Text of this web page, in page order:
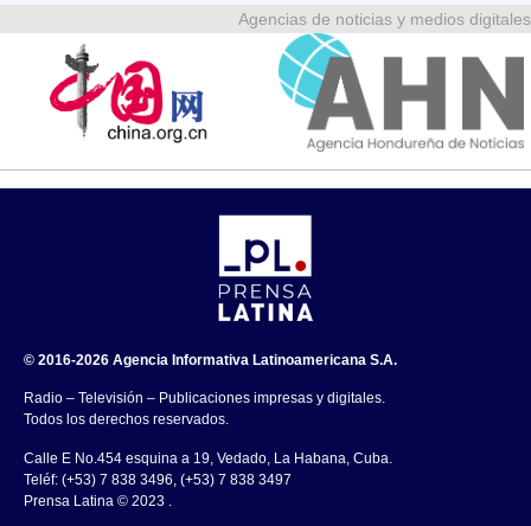
Agencias de noticias y medios digitales
© 2016-2026 Agencia Informativa Latinoamericana S.A.
Radio – Televisión – Publicaciones impresas y digitales.
Todos los derechos reservados.
Calle E No.454 esquina a 19, Vedado, La Habana, Cuba.
Teléf: (+53) 7 838 3496, (+53) 7 838 3497
Prensa Latina © 2023 .